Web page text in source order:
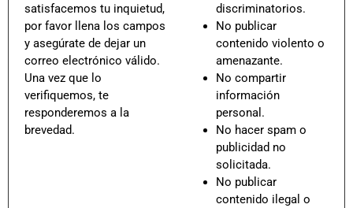
discriminatorios.
No publicar
contenido violento o
amenazante.
No compartir
información
personal.
No hacer spam o
publicidad no
solicitada.
No publicar
contenido ilegal o
satisfacemos tu inquietud,
por favor llena los campos
y asegúrate de dejar un
correo electrónico válido.
Una vez que lo
verifiquemos, te
responderemos a la
brevedad.